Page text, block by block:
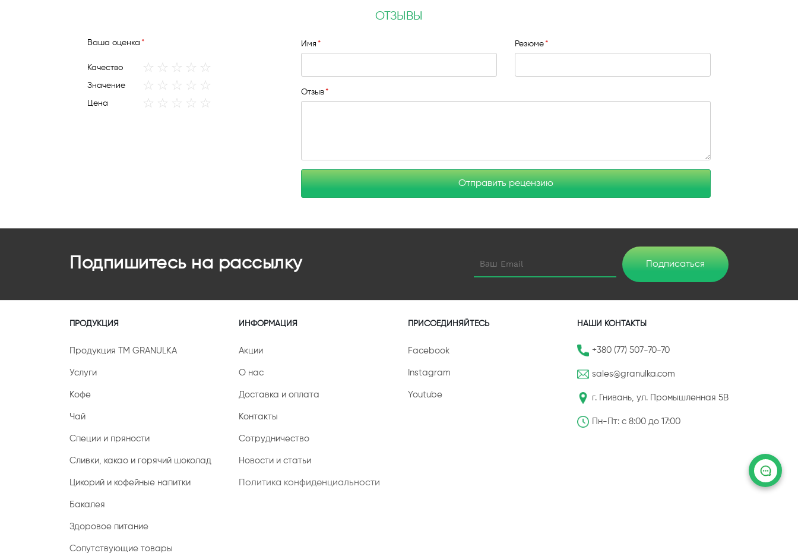
ОТЗЫВЫ
Ваша оценка
Качество
1
2
3
4
Значение
1
2
3
4
Цена
1
2
3
4
Имя Резюме
Отзыв
Отправить рецензию
Подпишитесь на рассылку Подписаться
ПРОДУКЦИЯ
Продукция ТМ GRANULKA
Услуги
Кофе
Чай
Специи и пряности
Сливки, какао и горячий шоколад
Цикорий и кофейные напитки
Бакалея
Здоровое питание
Сопутствующие товары
ИНФОРМАЦИЯ
Акции
О нас
Доставка и оплата
Контакты
Сотрудничество
Новости и статьи
Политика конфиденциальности
ПРИСОЕДИНЯЙТЕСЬ
Facebook
Instagram
Youtube
НАШИ КОНТАКТЫ
+380 (77) 507-70-70
sales@granulka.com
г. Гнивань, ул. Промышленная 5В
Пн-Пт: с 8:00 до 17:00